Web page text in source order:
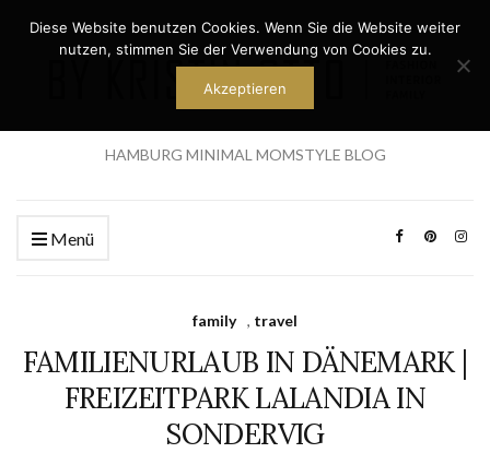
HAMBURG MINIMAL MOMSTYLE BLOG
Menü
family , travel
FAMILIENURLAUB IN DÄNEMARK |
FREIZEITPARK LALANDIA IN
SONDERVIG
Diese Website benutzen Cookies. Wenn Sie die Website weiter
nutzen, stimmen Sie der Verwendung von Cookies zu.
Akzeptieren